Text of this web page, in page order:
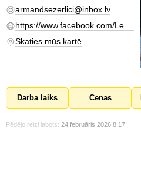
armandsezerlici@inbox.lv
https://www.facebook.com/Ledustrase/
Skaties mūs kartē
Darba laiks Cenas
Pēdējo reizi labots: 24.februāris 2026 8:17